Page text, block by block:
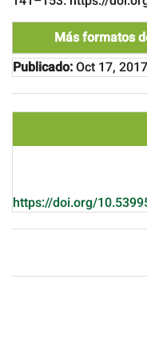
Más formatos
Publicado:Oct 17, 2017
https://doi.org/